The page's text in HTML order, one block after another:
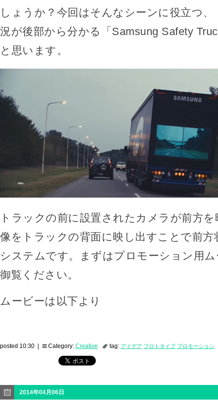
しょうか？今回はそんなシーンに役立つ
況が後部から分かる「Samsung Safety
と思います。
トラックの前に設置されたカメラが前方
像をトラックの背面に映し出すことで前方
システムです。まずはプロモーション用
御覧ください。
ムービーは以下より
posted 10:30 | Category: Creative tag: アイデア プロトタイプ プロモーション
2014年04月06日